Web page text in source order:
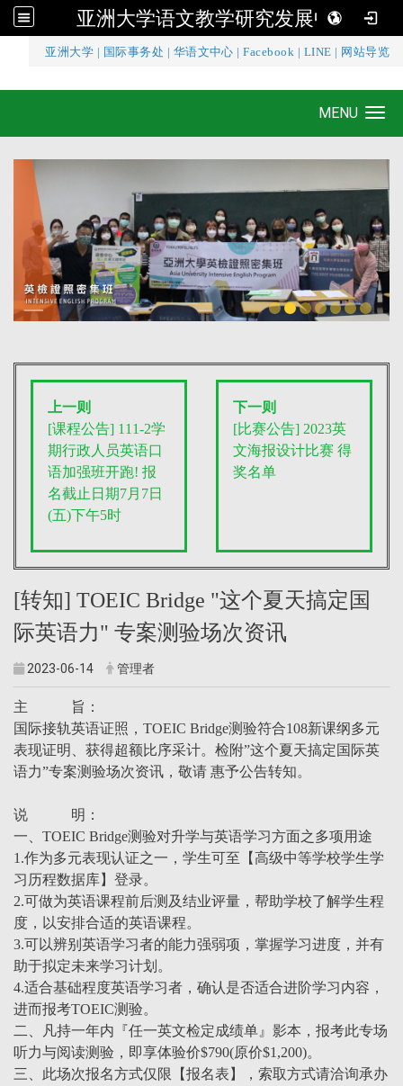
亚洲大学语文教学研究发展中心
亚洲大学 国际事务处 华语文中心 |Facebook LINE 网站导览
亚洲大学语文教学研究发展中心
MENU
上一则
[课程公告] 111-2学
期行政人员英语口
语加强班开跑! 报
名截止日期7月7日
(五)下午5时
下一则
[比赛公告] 2023英
文海报设计比赛 得
奖名单
[转知] TOEIC Bridge "这个夏天搞定国
际英语力" 专案测验场次资讯
2023-06-14 管理者
主 旨：
国际接轨英语证照，TOEIC Bridge测验符合108新课纲多元
表现证明、获得超额比序采计。检附”这个夏天搞定国际英
语力”专案测验场次资讯，敬请 惠予公告转知。
说 明：
一、TOEIC Bridge测验对升学与英语学习方面之多项用途
1.作为多元表现认证之一，学生可至【高级中等学校学生学
习历程数据库】登录。
2.可做为英语课程前后测及结业评量，帮助学校了解学生程
度，以安排合适的英语课程。
3.可以辨别英语学习者的能力强弱项，掌握学习进度，并有
助于拟定未来学习计划。
4.适合基础程度英语学习者，确认是否适合进阶学习内容，
进而报考TOEIC测验。
二、凡持一年内『任一英文检定成绩单』影本，报考此专场
听力与阅读测验，即享体验价$790(原价$1,200)。
三、此场次报名方式仅限【报名表】，索取方式请洽询承办